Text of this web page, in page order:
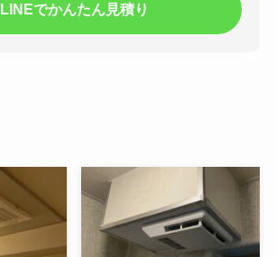
LINEでかんたん見積り